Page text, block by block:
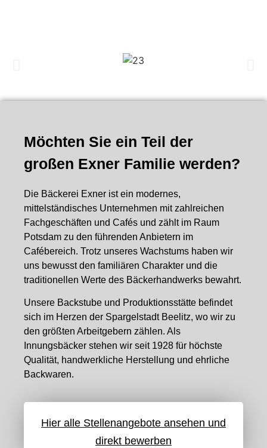
Möchten Sie ein Teil der
großen Exner Familie werden?
Die Bäckerei Exner ist ein modernes,
mittelständisches Unternehmen mit zahlreichen
Fachgeschäften und Cafés und zählt im Raum
Potsdam zu den führenden Anbietern im
Cafébereich. Trotz unseres Wachstums haben wir
uns bewusst den familiären Charakter und die
traditionellen Werte des Bäckerhandwerks bewahrt.
Unsere Backstube und Produktionsstätte befindet
sich im Herzen der Spargelstadt Beelitz, wo wir zu
den größten Arbeitgebern zählen. Als
Innungsbäcker stehen wir seit 1928 für höchste
Qualität, handwerkliche Herstellung und ehrliche
Backwaren.
Hier alle Stellenangebote ansehen und
direkt bewerben